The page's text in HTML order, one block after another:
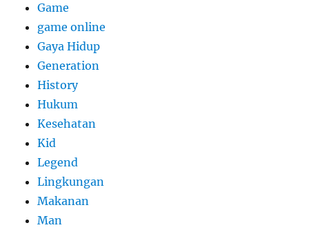
Game
game online
Gaya Hidup
Generation
History
Hukum
Kesehatan
Kid
Legend
Lingkungan
Makanan
Man